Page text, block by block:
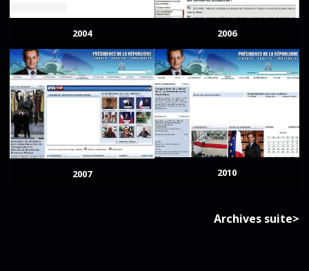
2004 2006
2007 2010
Archives suite>